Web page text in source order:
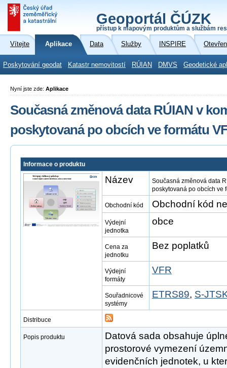
Geoportál ČÚZK
přístup k mapovým produktům a službám
Vítejte Aplikace Data Služby INSPIRE
Poskytování geodat Katastr nemovitostí RÚIAN DMVS Geodetické
Nyní jste zde: Aplikace
Současná změnová data RÚIAN v
poskytovaná po obcích ve formátu
Informace o produktu
Název
Současná změnová data
poskytovaná po obcích ve
Obchodní kód Obchodní kód
Výdejní
jednotka
obce
Cena za
jednotku
Bez poplatků
Výdejní
formáty
VFR
Souřadnicové
systémy
ETRS89, S-
Distribuce
Popis produktu
Datová sada obsahuje
prostorové vymezení
evidenčních jednotek, u